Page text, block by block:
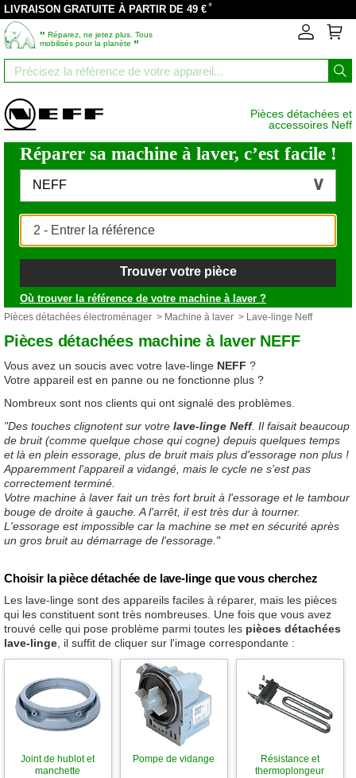
LIVRAISON GRATUITE À PARTIR DE 49 €*
‟ Réparez, ne jetez plus. Tous
mobilisés pour la planète ”
Pièces détachées et
accessoires Neff
Réparer sa machine à laver, c’est facile !
NEFF
Trouver votre pièce
Où trouver la référence de votre machine à laver ?
Pièces détachées électroménager > Machine à laver > Lave-linge Neff
Pièces détachées machine à laver NEFF
Vous avez un soucis avec votre lave-linge NEFF ?
Votre appareil est en panne ou ne fonctionne plus ?
Nombreux sont nos clients qui ont signalé des problèmes.
"Des touches clignotent sur votre lave-linge Neff. Il faisait beaucoup
de bruit (comme quelque chose qui cogne) depuis quelques temps
et là en plein essorage, plus de bruit mais plus d'essorage non plus !
Apparemment l'appareil a vidangé, mais le cycle ne s'est pas
correctement terminé.
Votre machine à laver fait un très fort bruit à l'essorage et le tambour
bouge de droite à gauche. A l'arrêt, il est très dur à tourner.
L'essorage est impossible car la machine se met en sécurité après
un gros bruit au démarrage de l'essorage."
Choisir la pièce détachée de lave-linge que vous cherchez
Les lave-linge sont des appareils faciles à réparer, mais les pièces
qui les constituent sont très nombreuses. Une fois que vous avez
trouvé celle qui pose problème parmi toutes les pièces détachées
lave-linge , il suffit de cliquer sur l'image correspondante :
Joint de hublot et
manchette
Pompe de vidange
Résistance et
thermoplongeur